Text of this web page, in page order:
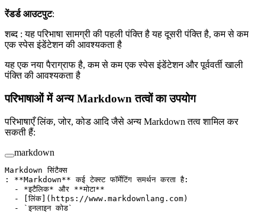
रेंडर्ड आउटपुट:
शब्द : यह परिभाषा सामग्री की पहली पंक्ति है यह दूसरी पंक्ति है, कम से कम
एक स्पेस इंडेंटेशन की आवश्यकता है
यह एक नया पैराग्राफ है, कम से कम एक स्पेस इंडेंटेशन और पूर्ववर्ती खाली
पंक्ति की आवश्यकता है
परिभाषाओं में अन्य Markdown तत्वों का उपयोग
परिभाषाएँ लिंक, जोर, कोड आदि जैसे अन्य Markdown तत्व शामिल कर
सकती हैं:
markdown
Markdown सिंटैक्स
: **Markdown** कई टेक्स्ट फॉर्मेटिंग समर्थन करता है:
  -
*इटैलिक* और **मोटा**
  -
[लिंक ]( https://www.markdownlang.com)
  -
`इनलाइन कोड`